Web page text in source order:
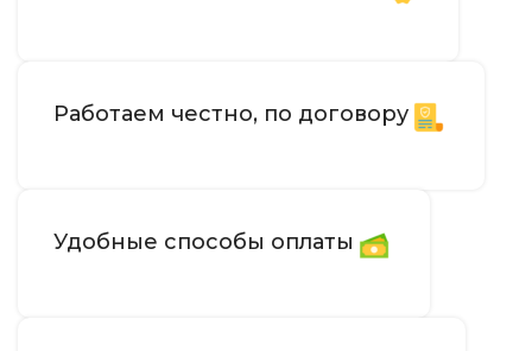
Работаем честно, по договору
Удобные способы оплаты